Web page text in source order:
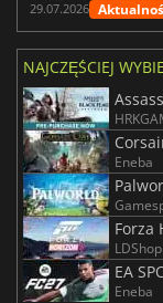
29.07.2026
NAJCZĘŚCIEJ
Eneba
Forza
LDShop
EA
Eneba